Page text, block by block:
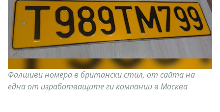
Фалшиви номера в британски стил, от сайта на
една от изработващите ги компании в Москва